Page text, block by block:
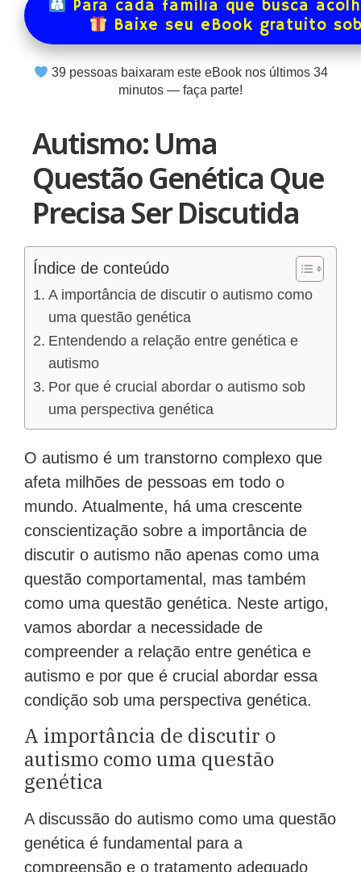
Para cada família que busca
Baixe seu eBook gratuito
39pessoas baixaram este eBook nos últimos 34
minutos — faça parte!
Autismo: Uma
Questão Genética Que
Precisa Ser Discutida
Índice de conteúdo
A importância de discutir o autismo como
uma questão genética
Entendendo a relação entre genética e
autismo
Por que é crucial abordar o autismo sob
uma perspectiva genética
O autismo é um transtorno complexo que
afeta milhões de pessoas em todo o
mundo. Atualmente, há uma crescente
conscientização sobre a importância de
discutir o autismo não apenas como uma
questão comportamental, mas também
como uma questão genética. Neste artigo,
vamos abordar a necessidade de
compreender a relação entre genética e
autismo e por que é crucial abordar essa
condição sob uma perspectiva genética.
A importância de discutir o
autismo como uma questão
genética
A discussão do autismo como uma questão
genética é fundamental para a
compreensão e o tratamento adequado